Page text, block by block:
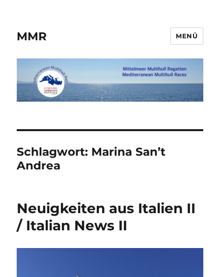
MMR MENÜ
Schlagwort: Marina San’t
Andrea
Neuigkeiten aus Italien II
/ Italian News II